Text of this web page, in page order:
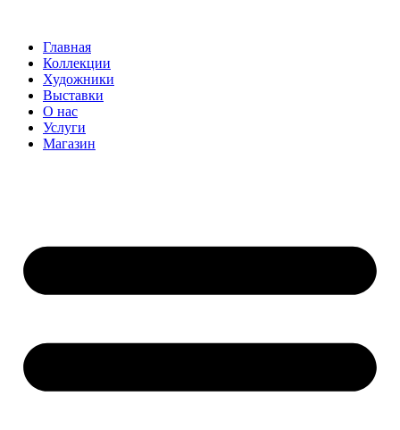
Главная
Коллекции
Художники
Выставки
О нас
Услуги
Магазин